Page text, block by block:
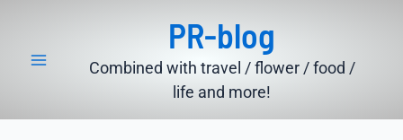
PR-blog
Combined with travel / flower / food /
life and more!